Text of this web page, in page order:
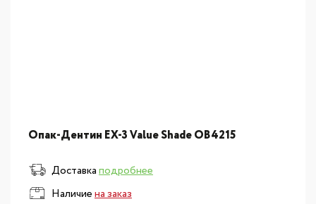
Опак-Дентин EX-3 Value Shade OB4215
Доставкаподробнее
Наличиена заказ